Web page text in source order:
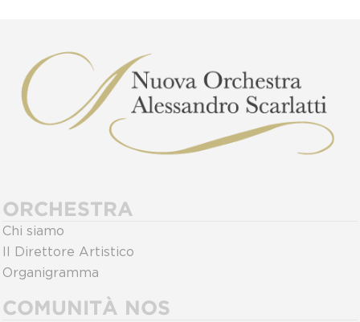
ORCHESTRA
Chi siamo
Il Direttore Artistico
Organigramma
COMUNITÀ NOS